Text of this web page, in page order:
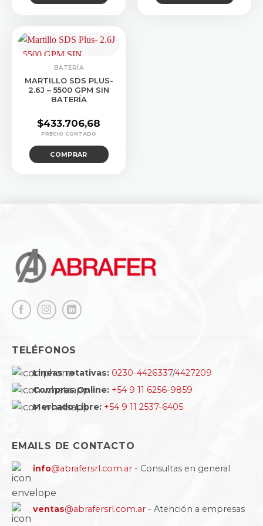
BATERÍA
MARTILLO SDS PLUS-
2.6J – 5500 GPM SIN
BATERÍA
$433.706,68
COMPRAR
TELÉFONOS
Lineas rotativas: 0230-4426337/4427209
Compras Online: +54 9 11 6256-9859
Mercado Libre: +54 9 11 2537-6405
EMAILS DE CONTACTO
info@abrafersrl.com.ar - Consultas en general
ventas@abrafersrl.com.ar - Atención a empresas